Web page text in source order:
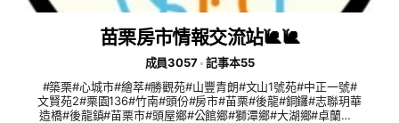
苗栗房市情報交流站🐌🐌
成員3057
記事本55
#築栗#心城市#繪萃#勝觀苑#山豐青朗#文山1號苑#中正一號#
文賢苑2#栗園136#竹南#頭份#房市#苗栗#後龍#銅鑼#志聯玥華
造橋#後龍鎮#苗栗市#頭屋鄉#公館鄉#獅潭鄉#大湖鄉#卓蘭鄉#